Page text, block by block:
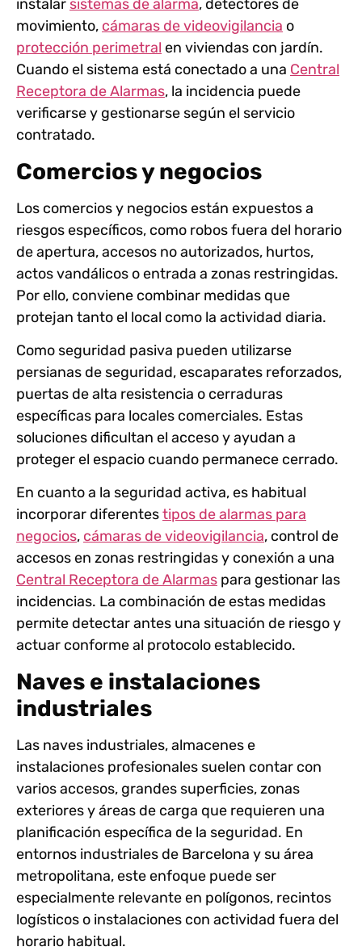
instalar sistemas de alarma, detectores de
movimiento, cámaras de videovigilancia o
protección perimetral en viviendas con jardín.
Cuando el sistema está conectado a una Central
Receptora de Alarmas, la incidencia puede
verificarse y gestionarse según el servicio
contratado.
Comercios y negocios
Los comercios y negocios están expuestos a
riesgos específicos, como robos fuera del horario
de apertura, accesos no autorizados, hurtos,
actos vandálicos o entrada a zonas restringidas.
Por ello, conviene combinar medidas que
protejan tanto el local como la actividad diaria.
Como seguridad pasiva pueden utilizarse
persianas de seguridad, escaparates reforzados,
puertas de alta resistencia o cerraduras
específicas para locales comerciales. Estas
soluciones dificultan el acceso y ayudan a
proteger el espacio cuando permanece cerrado.
En cuanto a la seguridad activa, es habitual
incorporar diferentestipos de alarmas para
negocios, cámaras de videovigilancia, control de
accesos en zonas restringidas y conexión a una
Central Receptora de Alarmas para gestionar las
incidencias. La combinación de estas medidas
permite detectar antes una situación de riesgo y
actuar conforme al protocolo establecido.
Naves e instalaciones
industriales
Las naves industriales, almacenes e
instalaciones profesionales suelen contar con
varios accesos, grandes superficies, zonas
exteriores y áreas de carga que requieren una
planificación específica de la seguridad. En
entornos industriales de Barcelona y su área
metropolitana, este enfoque puede ser
especialmente relevante en polígonos, recintos
logísticos o instalaciones con actividad fuera del
horario habitual.